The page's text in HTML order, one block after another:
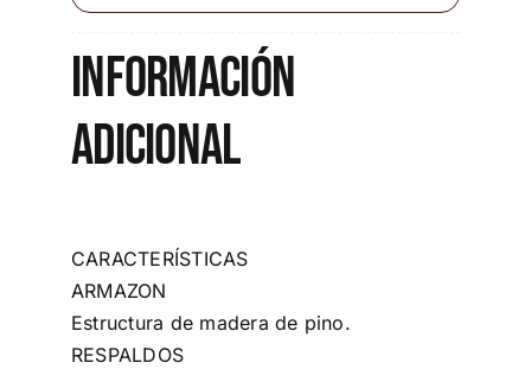
Información
adicional
CARACTERÍSTICAS
ARMAZON
Estructura de madera de pino.
RESPALDOS